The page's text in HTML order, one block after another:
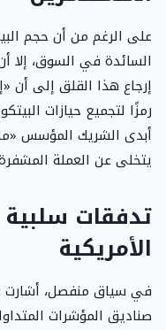
على الرغم من أن حجم
السائدة في السوق، إلا
رمزًا لتجميع حيازات
أبدى الشريك المؤسس
يتخلى عن العملة
تدفقات سلبية
الأمريكية
في سياق منفصل، أشارت
صناديق المؤشرات